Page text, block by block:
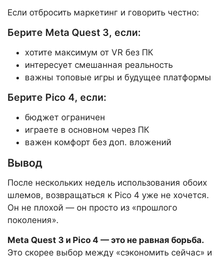
Если отбросить маркетинг и говорить честно:
Берите Meta Quest 3, если:
хотите максимум от VR без ПК
интересует смешанная реальность
важны топовые игры и будущее платформы
Берите Pico 4, если:
бюджет ограничен
играете в основном через ПК
важен комфорт без доп. вложений
Вывод
После нескольких недель использования обоих
шлемов, возвращаться к Pico 4 уже не хочется.
Он не плохой — он просто из «прошлого
поколения».
Meta Quest 3 и Pico 4 — это не равная борьба.
Это скорее выбор между «сэкономить сейчас» и